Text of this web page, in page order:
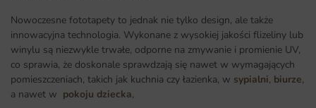
Nowoczesne fototapety to jednak nie tylko design, ale także
innowacyjna technologia. Wykonane z wysokiej jakości flizeliny lub
winylu są niezwykle trwałe, odporne na zmywanie i promienie UV,
co sprawia, że doskonale sprawdzają się nawet w wymagających
pomieszczeniach, takich jak kuchnia czy łazienka, w sypialni, biurze,
a nawet w pokoju dziecka,